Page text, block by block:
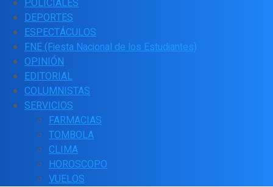
DEPORTES
ESPECTÁCULOS
FNE (Fiesta Nacional de los Estudiantes)
OPINIÓN
EDITORIAL
COLUMNISTAS
SERVICIOS
FARMACIAS
TOMBOLA
CLIMA
HOROSCOPO
VUELOS